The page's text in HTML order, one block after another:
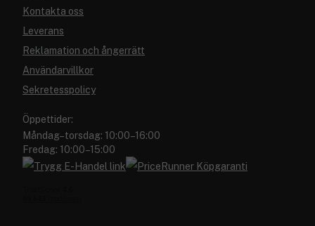
Kontakta oss
Leverans
Reklamation och ångerrätt
Användarvillkor
Sekretesspolicy
Öppettider:
Måndag–torsdag: 10:00–16:00
Fredag: 10:00–15:00